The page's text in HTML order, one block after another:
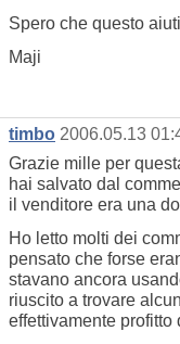
Spero che questo
Maji
timbo 2006.05.13
Grazie mille per
hai salvato dal
il venditore era una
Ho letto molti dei
pensato che forse
stavano ancora
riuscito a trovare
effettivamente